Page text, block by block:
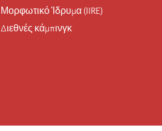
Μορφωτικό Ίδρυμα (IIRE)
Διεθνές κάμπινγκ